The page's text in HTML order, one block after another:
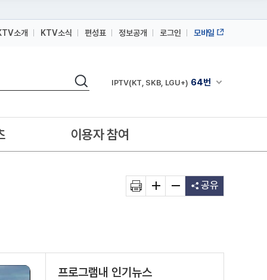
소개 KTV소식 편성표 정보공개 로그인 모바일
검색 채널안내 펼쳐
IPTV(KT, SKB, LGU+) 64번
IPTV(KT, SKB, LGU+)
이용자 참여
공유
프로그램내 인기뉴스